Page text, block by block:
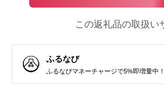
この返礼品の取扱い
ふるなび
ふるなびマネーチャージで5%即増量中！